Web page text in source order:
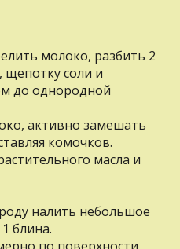
молоко, разбить 2
щепотку соли и
до однородной
активно замешать
комочков.
масла и
налить небольшое
блина.